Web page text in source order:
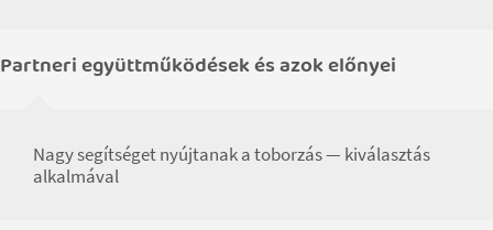
Partneri együttműködések és azok előnyei
Nagy segítséget nyújtanak a toborzás — kiválasztás
alkalmával